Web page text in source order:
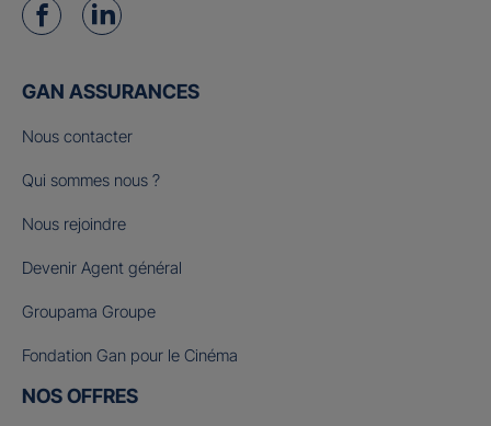
GAN ASSURANCES
Nous contacter
Qui sommes nous ?
Nous rejoindre
Devenir Agent général
Groupama Groupe
Fondation Gan pour le Cinéma
NOS OFFRES